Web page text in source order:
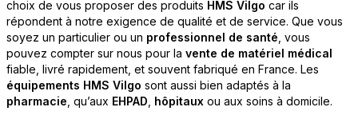
choix de vous proposer des produits HMS Vilgo car ils
répondent à notre exigence de qualité et de service. Que vous
soyez un particulier ou un professionnel de santé , vous
pouvez compter sur nous pour la vente de matériel médical
fiable, livré rapidement, et souvent fabriqué en France. Les
équipements HMS Vilgo sont aussi bien adaptés à la
pharmacie , qu’aux EHPAD hôpitaux ou aux soins à domicile.